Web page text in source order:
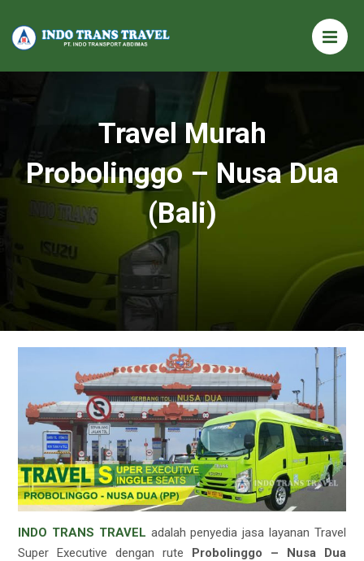
Travel Murah
Probolinggo – Nusa Dua
(Bali)
INDO TRANS TRAVEL adalah penyedia jasa layanan Travel
Super Executive dengan rute Probolinggo – Nusa Dua